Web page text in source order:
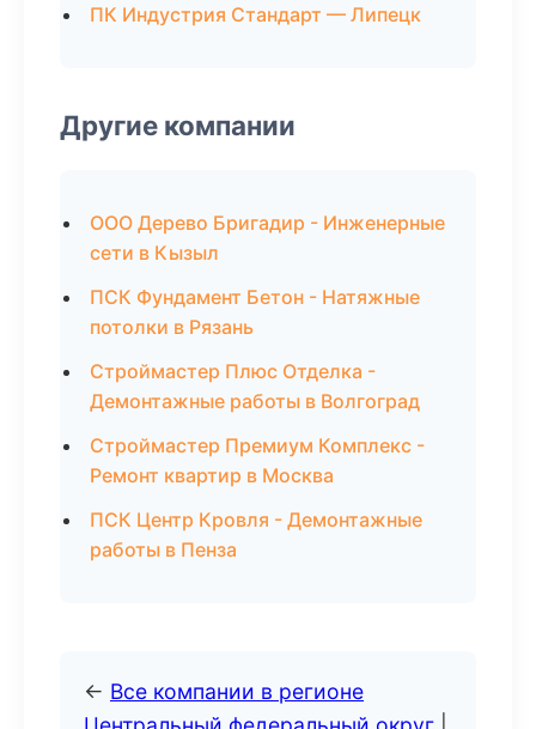
ПК Индустрия Стандарт — Липецк
Другие компании
ООО Дерево Бригадир - Инженерные
сети в Кызыл
ПСК Фундамент Бетон - Натяжные
потолки в Рязань
Строймастер Плюс Отделка -
Демонтажные работы в Волгоград
Строймастер Премиум Комплекс -
Ремонт квартир в Москва
ПСК Центр Кровля - Демонтажные
работы в Пенза
← Все компании в регионе